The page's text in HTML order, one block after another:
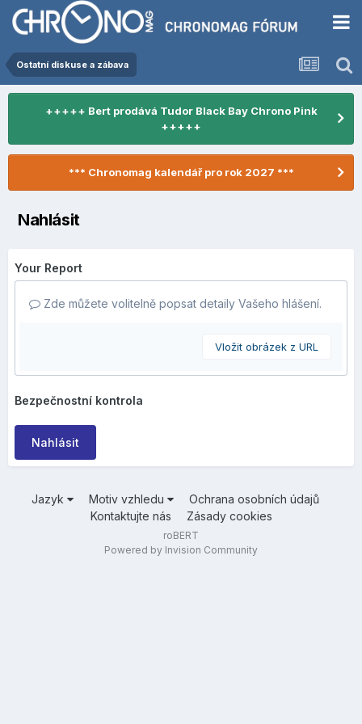
Ostatní diskuse a zábava
+++++ Bert prodává Tudor Black Bay Chrono Pink
+++++
*** Chronomag kalendář pro rok 2027 ***
Nahlásit
Your Report
Zde můžete volitelně popsat detaily Vašeho hlášení.
Vložit obrázek z URL
Bezpečnostní kontrola
Nahlásit
Jazyk Motiv vzhledu
Ochrana osobních údajů
Kontaktujte nás
Zásady cookies
roBERT
Powered by Invision Community